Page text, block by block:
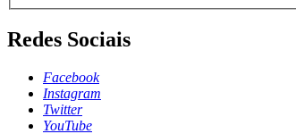
Redes Sociais
Facebook
Instagram
Twitter
YouTube